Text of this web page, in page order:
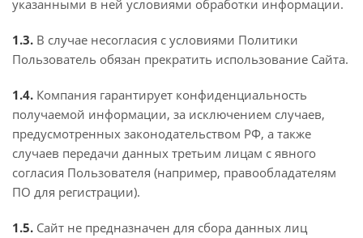
указанными в ней условиями обработки информации.
1.3. В случае несогласия с условиями Политики
Пользователь обязан прекратить использование Сайта.
1.4. Компания гарантирует конфиденциальность
получаемой информации, за исключением случаев,
предусмотренных законодательством РФ, а также
случаев передачи данных третьим лицам с явного
согласия Пользователя (например, правообладателям
ПО для регистрации).
1.5. Сайт не предназначен для сбора данных лиц